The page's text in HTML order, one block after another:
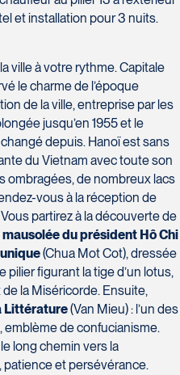
et installation pour 3 nuits.
ville à votre rythme. Capitale
le charme de l’époque
de la ville, entreprise par les
jusqu’en 1955 et le
depuis. Hanoï est sans
du Vietnam avec toute son
ombragées, de nombreux lacs
vous à la réception de
partirez à la découverte de
mausolée du président Hô Chi
(Chua Mot Cot), dressée
pilier figurant la tige d’un lotus,
la Miséricorde. Ensuite,
Littérature(Van Mieu) : l’un des
emblème de confucianisme.
long chemin vers la
patience et persévérance.
39
5736104
1518
-
SOUMETTRE